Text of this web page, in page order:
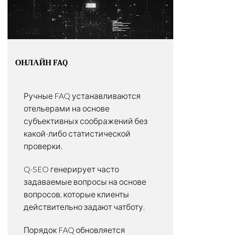
ОНЛАЙН FAQ
Ручные FAQ устанавливаются
отельерами на основе
субъективных соображений без
какой-либо статистической
проверки.
Q-SEO генерирует часто
задаваемые вопросы на основе
вопросов, которые клиенты
действительно задают чатботу.
Порядок FAQ обновляется